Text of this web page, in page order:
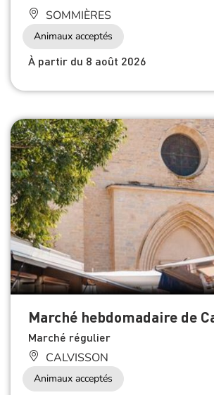
SOMMIÈRES
Animaux acceptés
À partir du 8 août 2026
Marché hebdomadaire de
Marché régulier
CALVISSON
Animaux acceptés